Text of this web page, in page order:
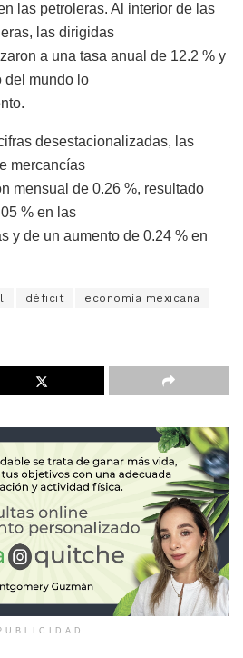
las petroleras. Al interior de las
las dirigidas
a una tasa anual de 12.2 % y
del mundo lo
desestacionalizadas, las
mercancías
mensual de 0.26 %, resultado
% en las
y de un aumento de 0.24 % en
déficit economía mexicana